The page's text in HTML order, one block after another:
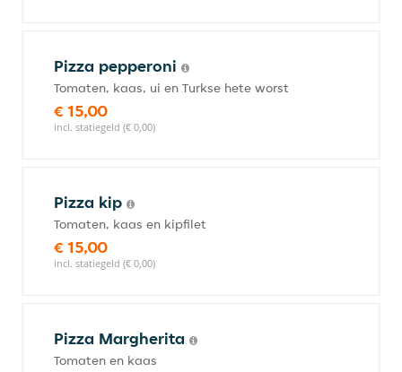
Pizza pepperoni
Tomaten, kaas, ui en Turkse hete worst
€ 15,00
incl. statiegeld (€ 0,00)
Pizza kip
Tomaten, kaas en kipfilet
€ 15,00
incl. statiegeld (€ 0,00)
Pizza Margherita
Tomaten en kaas